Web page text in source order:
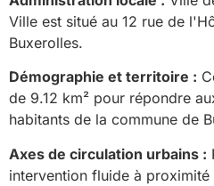
Ville est situé au 12 rue de
Buxerolles.
Démographie et territoire :
de 9.12 km² pour répondre
habitants de la commune de
Axes de circulation urbains :
intervention fluide à proximité